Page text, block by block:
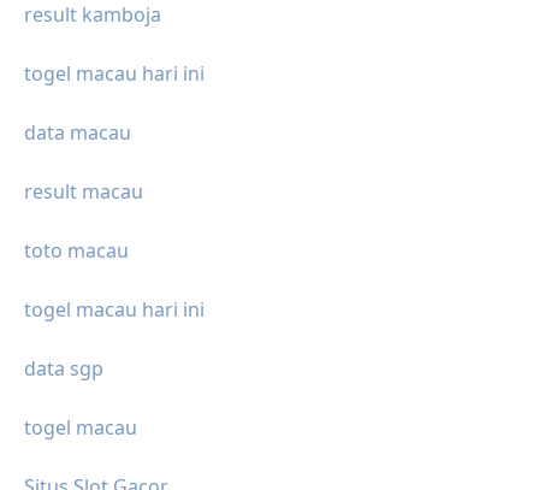
result kamboja
togel macau hari ini
data macau
result macau
toto macau
togel macau hari ini
data sgp
togel macau